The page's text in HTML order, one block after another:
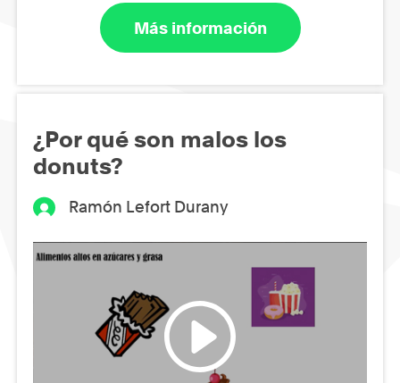
Más información
¿Por qué son malos los
donuts?
Ramón Lefort Durany